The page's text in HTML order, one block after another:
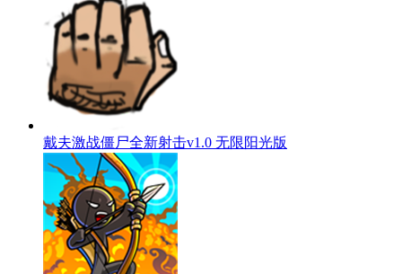
戴夫激战僵尸全新射击v1.0 无限阳光版